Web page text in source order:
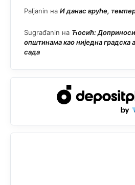
Paljanin на И данас вруће,
Sugrađanin на Ћосић:
општинама као ниједна градска
сада